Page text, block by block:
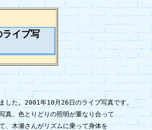
イブ写
した。2001年10月26日のライブ写真です。
。色とりどりの照明が重なり合って
、木瀬さんがリズムに乗って身体を